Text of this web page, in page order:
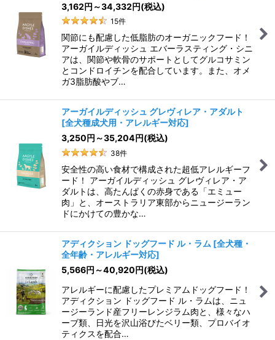
3,162円 ～34,332円(税込)
15件
関節にも配慮した低脂肪のオーガニックフード！
アーガイルディッシュ エバーラスティング・シニ
アは、関節や軟骨のサポートとしてグルコサミン
とコンドロイチンを配合しています。また、オメ
ガ3脂肪酸やブ…
アーガイルディッシュ グレヴィレア・アダルト
[全犬種成犬用・アレルギー対応]
3,250円 ～35,204円(税込)
38件
安全性の高い食材で構成された超低アレルギーフ
ード！ アーガイルディッシュ グレヴィレア・ア
ダルトは、高たんぱくの赤身である「エミュー
肉」と、オーストラリア東部からニュージーラン
ドにかけての豊かな…
アディクション ドッグフード ル・ラム [全犬種・
全年齢・アレルギー対応]
5,566円 ～40,920円(税込)
アレルギーに配慮したプレミアムドッグフード！
アディクション ドッグフード ル・ラムは、ニュ
ージーランド産フリーレンジラム肉と、様々なハ
ーブ類、日光を沢山浴びたベリー類、プロバイオ
ティクスを配合…